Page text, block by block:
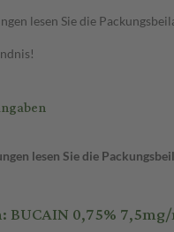
lesen Sie die
lesen Sie die
BUCAIN 0,75%